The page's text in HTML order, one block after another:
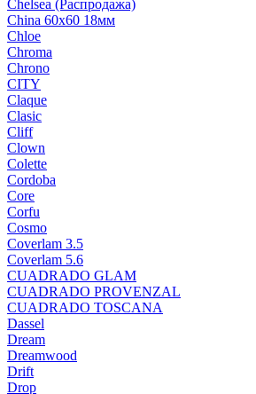
Chelsea (Распродажа)
China 60х60 18мм
Chloe
Chroma
Chrono
CITY
Claque
Clasic
Cliff
Clown
Colette
Cordoba
Core
Corfu
Cosmo
Coverlam 3.5
Coverlam 5.6
CUADRADO GLAM
CUADRADO PROVENZAL
CUADRADO TOSCANA
Dassel
Dream
Dreamwood
Drift
Drop